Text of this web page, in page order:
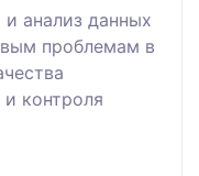
анализ данных
проблемам в
контроля